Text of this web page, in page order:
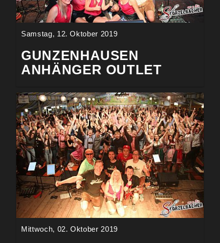
Samstag, 12. Oktober 2019
GUNZENHAUSEN
ANHÄNGER OUTLET
Mittwoch, 02. Oktober 2019